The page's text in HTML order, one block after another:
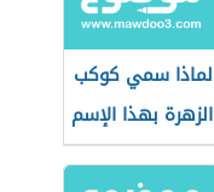
لماذا سمي كوكب
الزهرة بهذا الإسم